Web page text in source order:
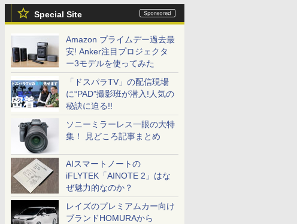
Special Site
Amazon プライムデー過去最
安! Anker注目プロジェクタ
ー3モデルを使ってみた
「ドスパラTV」の配信現場
に“PAD”撮影班が潜入!人気の
秘訣に迫る!!
ソニーミラーレス一眼の大特
集！ 見どころ記事まとめ
AIスマートノートの
iFLYTEK「AINOTE 2」はな
ぜ魅力的なのか？
レイズのプレミアムカー向け
ブランドHOMURAから